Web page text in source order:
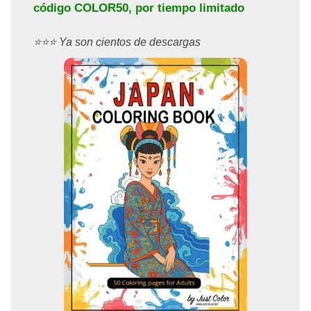
código COLOR50, por tiempo limitado
⭐️⭐️⭐️ Ya son cientos de descargas